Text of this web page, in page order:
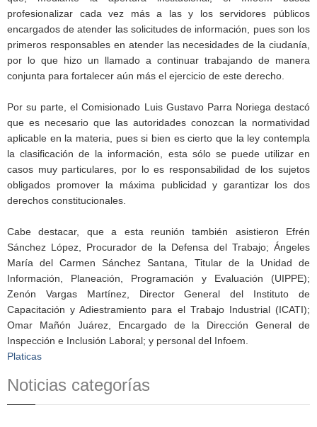
profesionalizar cada vez más a las y los servidores públicos
encargados de atender las solicitudes de información, pues son los
primeros responsables en atender las necesidades de la ciudanía,
por lo que hizo un llamado a continuar trabajando de manera
conjunta para fortalecer aún más el ejercicio de este derecho.
Por su parte, el Comisionado Luis Gustavo Parra Noriega destacó
que es necesario que las autoridades conozcan la normatividad
aplicable en la materia, pues si bien es cierto que la ley contempla
la clasificación de la información, esta sólo se puede utilizar en
casos muy particulares, por lo es responsabilidad de los sujetos
obligados promover la máxima publicidad y garantizar los dos
derechos constitucionales.
Cabe destacar, que a esta reunión también asistieron Efrén
Sánchez López, Procurador de la Defensa del Trabajo; Ángeles
María del Carmen Sánchez Santana, Titular de la Unidad de
Información, Planeación, Programación y Evaluación (UIPPE);
Zenón Vargas Martínez, Director General del Instituto de
Capacitación y Adiestramiento para el Trabajo Industrial (ICATI);
Omar Mañón Juárez, Encargado de la Dirección General de
Inspección e Inclusión Laboral; y personal del Infoem.
Platicas
Noticias categorías